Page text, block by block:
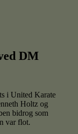
DM
i United Karate
Holtz og
bidrog som
var flot.